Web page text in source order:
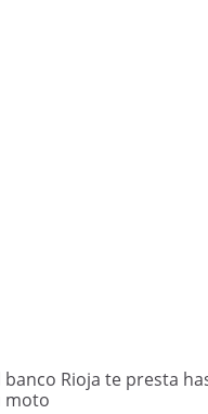
banco Rioja te presta
moto